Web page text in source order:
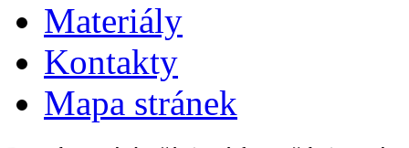
Materiály
Kontakty
Mapa stránek